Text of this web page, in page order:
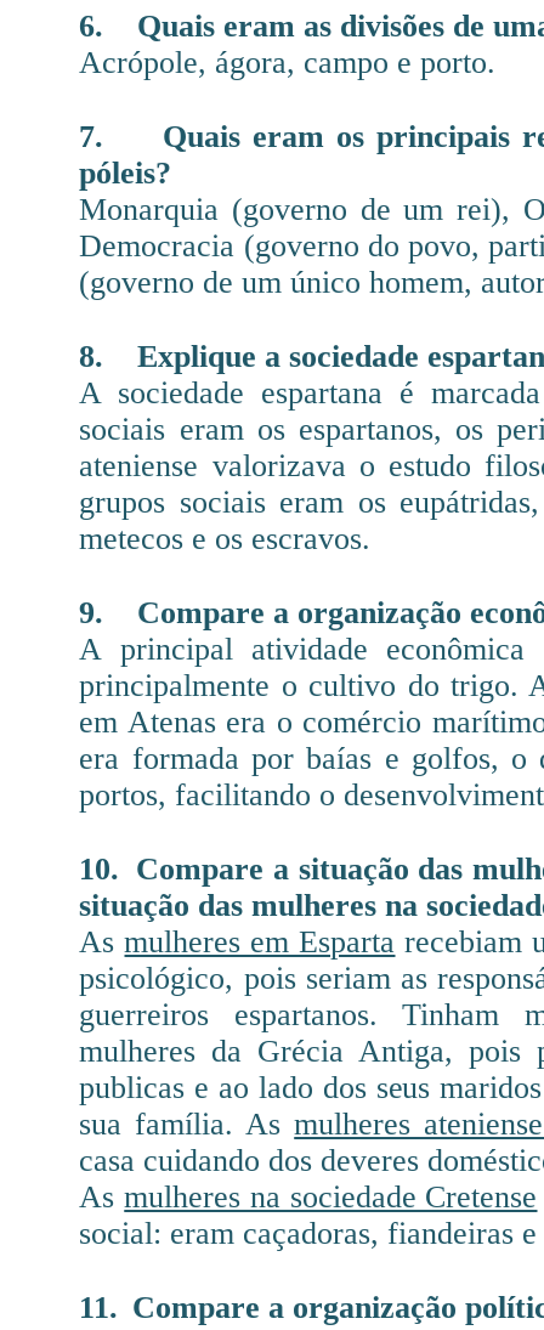
6.
Quais eram as divisões de
Acrópole, ágora, campo e porto.
7.
Quais eram os principais
póleis?
Monarquia (governo de um rei),
Democracia (governo do povo,
(governo de um único homem,
8.
Explique a sociedade
A sociedade espartana é
sociais eram os espartanos, os
ateniense valorizava o estudo
grupos sociais eram os
metecos e os escravos.
9.
Compare a organização
A principal atividade
principalmente o cultivo do trigo.
em Atenas era o comércio
era formada por baías e golfos, o
portos, facilitando o
10. Compare a situação das
situação das mulheres na
Asmulheres em Esparta recebiam
psicológico, pois seriam as
guerreiros espartanos. Tinham
mulheres da Grécia Antiga, pois
publicas e ao lado dos seus
sua família. Asmulheres
casa cuidando dos deveres
Asmulheres na sociedade Cretense
social: eram caçadoras, fiandeiras e
11. Compare a organização